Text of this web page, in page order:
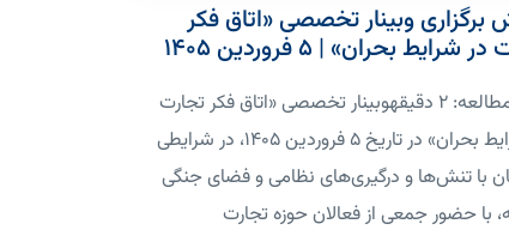
برگزاری وبینار تخصصی «اتاق فکر
شرایط بحران» | ۵ فروردین ۱۴۰۵
زمان مطالعه: 2 دقیقهوبینار تخصصی «اتاق فکر تجارت
در شرایط بحران» در تاریخ ۵ فروردین ۱۴۰۵، در شرایطی
با تنش‌ها و درگیری‌های نظامی و فضای جنگی
با حضور جمعی از فعالان حوزه تجارت